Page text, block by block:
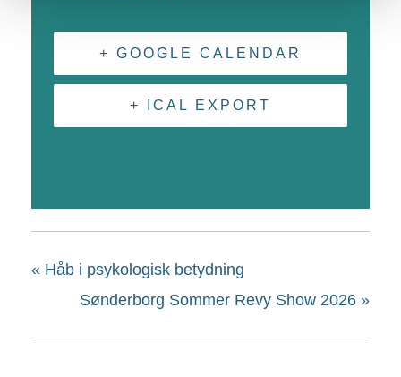
+ GOOGLE CALENDAR
+ ICAL EXPORT
« Håb i psykologisk betydning
Sønderborg Sommer Revy Show 2026 »